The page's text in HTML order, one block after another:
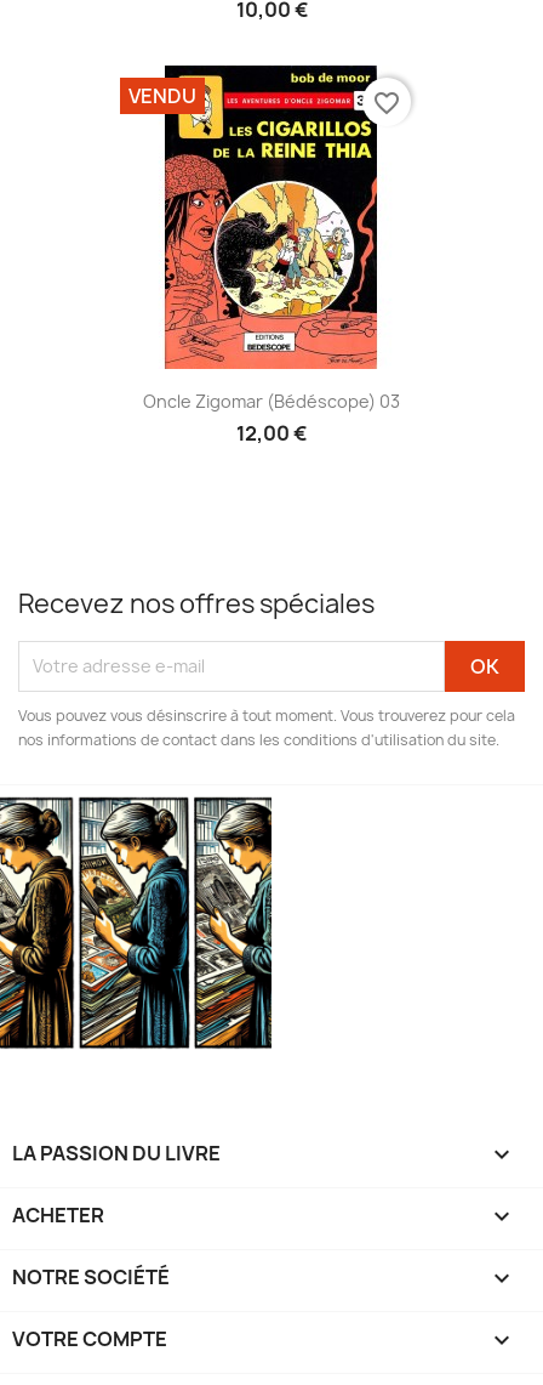
10,00 €
Oncle Zigomar (Bédéscope) 03
12,00 €
VENDU favorite_border
Recevez nos offres spéciales
Vous pouvez vous désinscrire à tout moment. Vous trouverez pour cela
nos informations de contact dans les conditions d'utilisation du site.
LA PASSION DU LIVRE 
ACHETER 
NOTRE SOCIÉTÉ 
VOTRE COMPTE 